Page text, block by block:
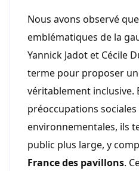
Nous avons observé
emblématiques de la
Yannick Jadot et Cécile
terme pour proposer
véritablement inclusive.
préoccupations
environnementales, ils
public plus large, y
France des pavillons.